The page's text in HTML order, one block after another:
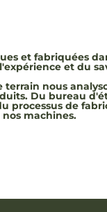
et fabriquées
et du
nous
Du bureau
processus de
machines.